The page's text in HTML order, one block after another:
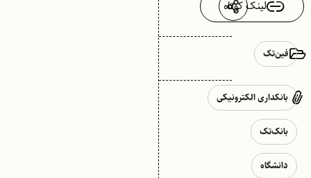
لینک کوتاه
فین‌تک
بانکداری الکترونیکی
بانک‌تک
دانشگاه